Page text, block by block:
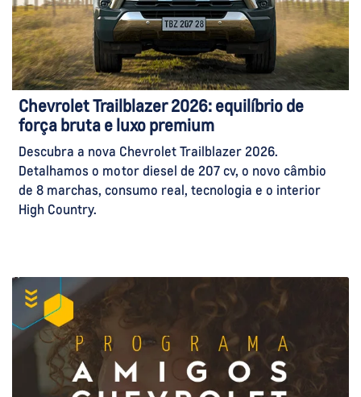
Chevrolet Trailblazer 2026: equilíbrio de
força bruta e luxo premium
Descubra a nova Chevrolet Trailblazer 2026.
Detalhamos o motor diesel de 207 cv, o novo câmbio
de 8 marchas, consumo real, tecnologia e o interior
High Country.